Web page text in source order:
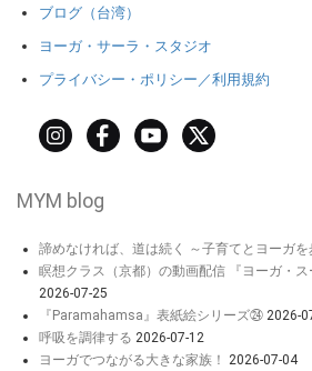
ブログ（台湾）
ヨーガ・サーラ・スタジオ
プライバシー・ポリシー／利用規約
MYM blog
諦めなければ、道は続く ～子育てとヨーガを
瞑想クラス（京都）の動画配信 『ヨーガ・ス
2026-07-25
『Paramahamsa』表紙絵シリーズ㉔ 2026-
呼吸を調律する 2026-07-12
ヨーガでつながる大きな家族！
2026-07-04